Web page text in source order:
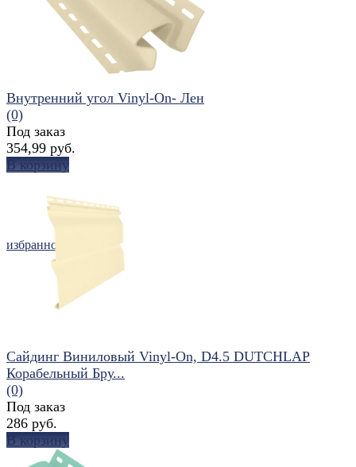
избранное
Внутренний угол Vinyl-On- Лен
(0)
Под заказ
354,99 руб.
В корзину
Сайдинг Виниловый Vinyl-On, D4.5 DUTCHLAP
Корабельный Бру...
(0)
Под заказ
286 руб.
В корзину